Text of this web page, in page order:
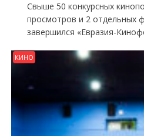
Свыше 50 конкурсных
просмотров и 2 отдельных
завершился «Евразия-
КИНО